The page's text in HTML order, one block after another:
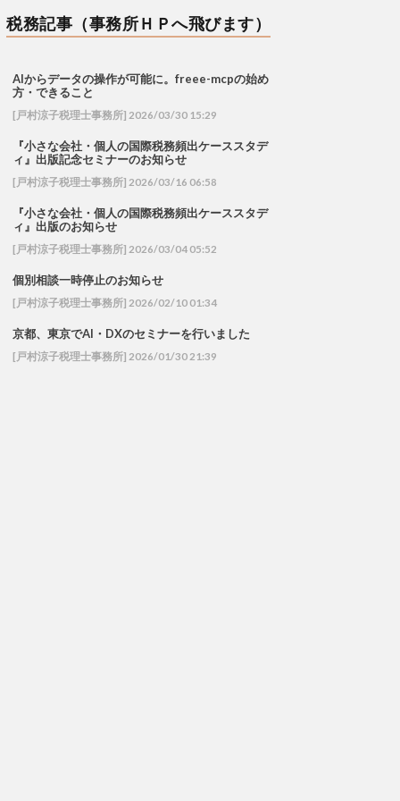
税務記事（事務所ＨＰへ飛びます）
AIからデータの操作が可能に。freee-mcpの始め
方・できること
[戸村涼子税理士事務所] 2026/03/30 15:29
『小さな会社・個人の国際税務頻出ケーススタデ
ィ』出版記念セミナーのお知らせ
[戸村涼子税理士事務所] 2026/03/16 06:58
『小さな会社・個人の国際税務頻出ケーススタデ
ィ』出版のお知らせ
[戸村涼子税理士事務所] 2026/03/04 05:52
個別相談一時停止のお知らせ
[戸村涼子税理士事務所] 2026/02/10 01:34
京都、東京でAI・DXのセミナーを行いました
[戸村涼子税理士事務所] 2026/01/30 21:39